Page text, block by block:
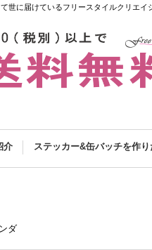
世に届けているフリースタイルクリエイ
介 ステッカー&缶バッチを作り
ダ